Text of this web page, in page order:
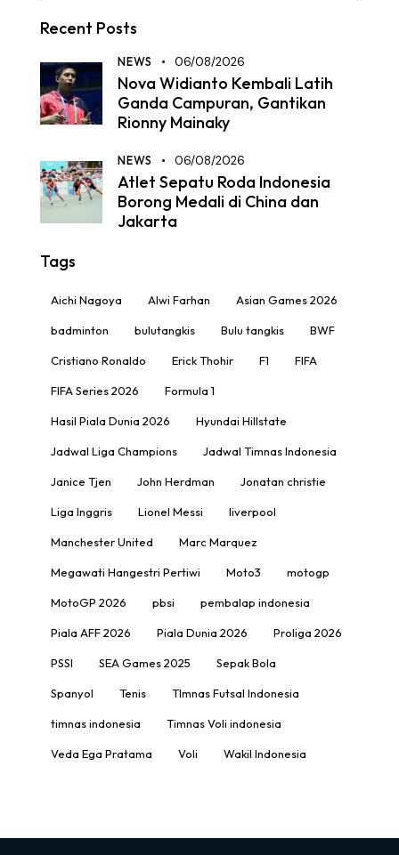
Recent Posts
NEWS 06/08/2026
Nova Widianto Kembali Latih
Ganda Campuran, Gantikan
Rionny Mainaky
NEWS 06/08/2026
Atlet Sepatu Roda Indonesia
Borong Medali di China dan
Jakarta
Tags
Aichi Nagoya Alwi Farhan Asian Games 2026
badminton bulutangkis Bulu tangkis BWF
Cristiano Ronaldo Erick Thohir F1 FIFA
FIFA Series 2026 Formula 1
Hasil Piala Dunia 2026 Hyundai Hillstate
Jadwal Liga Champions Jadwal Timnas Indonesia
Janice Tjen John Herdman Jonatan christie
Liga Inggris Lionel Messi liverpool
Manchester United Marc Marquez
Megawati Hangestri Pertiwi Moto3 motogp
MotoGP 2026 pbsi pembalap indonesia
Piala AFF 2026 Piala Dunia 2026 Proliga 2026
PSSI SEA Games 2025 Sepak Bola
Spanyol Tenis TImnas Futsal Indonesia
timnas indonesia Timnas Voli indonesia
Veda Ega Pratama Voli Wakil Indonesia